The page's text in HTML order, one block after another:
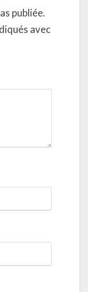
publiée.
avec